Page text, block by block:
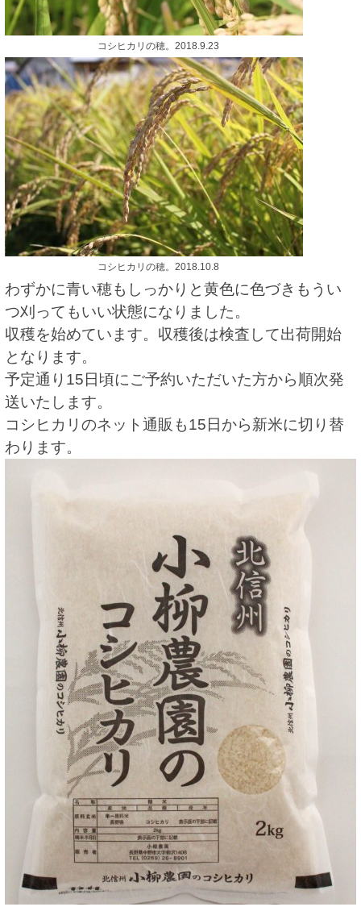
コシヒカリの穂。2018.9.23
コシヒカリの穂。2018.10.8
わずかに青い穂もしっかりと黄色に色づきもうい
つ刈ってもいい状態になりました。
収穫を始めています。収穫後は検査して出荷開始
となります。
予定通り15日頃にご予約いただいた方から順次発
送いたします。
コシヒカリのネット通販も15日から新米に切り替
わります。